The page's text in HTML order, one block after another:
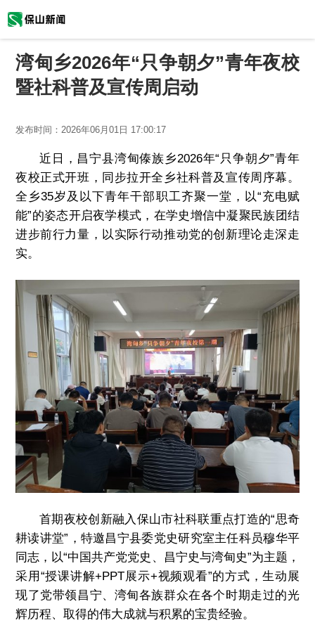
湾甸乡2026年“只争朝夕”青年夜校
暨社科普及宣传周启动
发布时间： 2026年06月01日 17:00:17
近日，昌宁县湾甸傣族乡2026年“只争朝夕”青年
夜校正式开班，同步拉开全乡社科普及宣传周序幕。
全乡35岁及以下青年干部职工齐聚一堂，以“充电赋
能”的姿态开启夜学模式，在学史增信中凝聚民族团结
进步前行力量，以实际行动推动党的创新理论走深走
实。
首期夜校创新融入保山市社科联重点打造的“思奇
耕读讲堂”，特邀昌宁县委党史研究室主任科员穆华平
同志，以“中国共产党党史、昌宁史与湾甸史”为主题，
采用“授课讲解+PPT展示+视频观看”的方式，生动展
现了党带领昌宁、湾甸各族群众在各个时期走过的光
辉历程、取得的伟大成就与积累的宝贵经验。